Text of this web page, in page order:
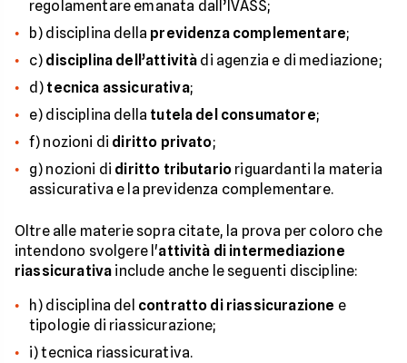
regolamentare emanata dall’IVASS;
b) disciplina della previdenza complementare;
c) disciplina dell’attività di agenzia e di mediazione;
d) tecnica assicurativa;
e) disciplina della tutela del consumatore;
f) nozioni di diritto privato;
g) nozioni di diritto tributario riguardanti la materia
assicurativa e la previdenza complementare.
Oltre alle materie sopra citate, la prova per coloro che
intendono svolgere l'attività di intermediazione
riassicurativa include anche le seguenti discipline:
h) disciplina del contratto di riassicurazione e
tipologie di riassicurazione;
i) tecnica riassicurativa.